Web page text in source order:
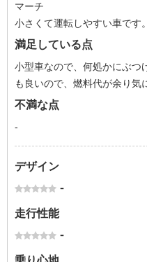
マーチ
小さくて運転しやすい車です。
満足している点
小型車なので、何処かにぶつ
も良いので、燃料代が余り気
不満な点
-
デザイン
-
走行性能
-